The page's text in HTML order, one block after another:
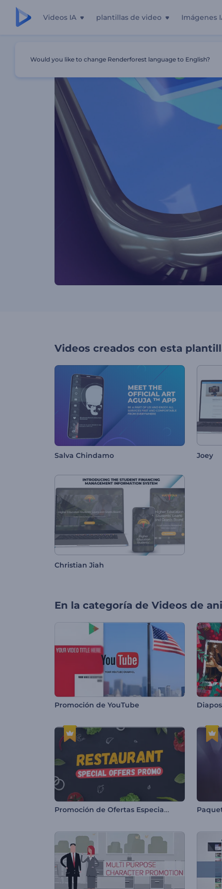
Videos IA plantillas de video Imágenes
Videos creados con esta
Salva Chindamo Joey
Christian Jiah
En la categoría de Videos de
Promoción de YouTube
Promoción de Ofertas Especiales de Restaurante
Would you like to change Renderforest language to English?